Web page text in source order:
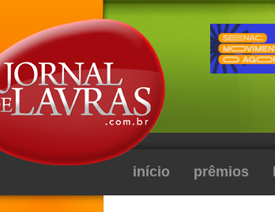
início prêmios